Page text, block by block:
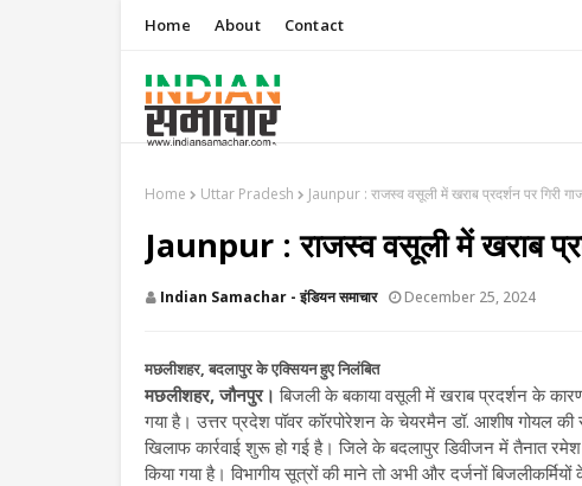
Home About Contact
Home Uttar Pradesh Jaunpur : ​राजस्व वसूली में खराब प्रदर्शन पर गिरी
Jaunpur : ​राजस्व वसूली में खराब
Indian Samachar - इंडियन समाचार December 25, 2024
मछलीशहर, बदलापुर के एक्सियन हुए निलंबित
मछलीशहर, जौनपुर।बिजली के बकाया वसूली में खराब प्रदर्शन के
गया है। उत्तर प्रदेश पॉवर कॉरपोरेशन के चेयरमैन डॉ. आशीष गोयल
खिलाफ कार्रवाई शुरू हो गई है। जिले के बदलापुर डिवीजन में तैनात
किया गया है। विभागीय सूत्रों की माने तो अभी और दर्जनों